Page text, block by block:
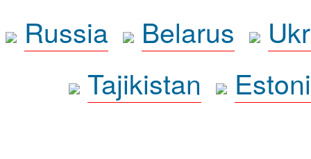
Russia
Belarus
Tajikistan